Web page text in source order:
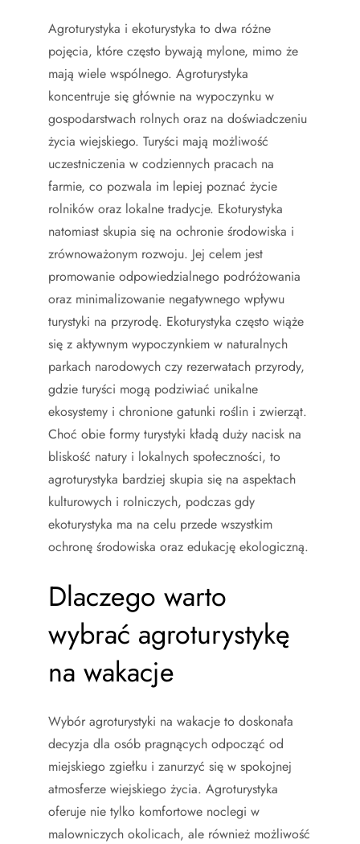
Agroturystyka i ekoturystyka to dwa różne
pojęcia, które często bywają mylone, mimo że
mają wiele wspólnego. Agroturystyka
koncentruje się głównie na wypoczynku w
gospodarstwach rolnych oraz na doświadczeniu
życia wiejskiego. Turyści mają możliwość
uczestniczenia w codziennych pracach na
farmie, co pozwala im lepiej poznać życie
rolników oraz lokalne tradycje. Ekoturystyka
natomiast skupia się na ochronie środowiska i
zrównoważonym rozwoju. Jej celem jest
promowanie odpowiedzialnego podróżowania
oraz minimalizowanie negatywnego wpływu
turystyki na przyrodę. Ekoturystyka często wiąże
się z aktywnym wypoczynkiem w naturalnych
parkach narodowych czy rezerwatach przyrody,
gdzie turyści mogą podziwiać unikalne
ekosystemy i chronione gatunki roślin i zwierząt.
Choć obie formy turystyki kładą duży nacisk na
bliskość natury i lokalnych społeczności, to
agroturystyka bardziej skupia się na aspektach
kulturowych i rolniczych, podczas gdy
ekoturystyka ma na celu przede wszystkim
ochronę środowiska oraz edukację ekologiczną.
Dlaczego warto
wybrać agroturystykę
na wakacje
Wybór agroturystyki na wakacje to doskonała
decyzja dla osób pragnących odpocząć od
miejskiego zgiełku i zanurzyć się w spokojnej
atmosferze wiejskiego życia. Agroturystyka
oferuje nie tylko komfortowe noclegi w
malowniczych okolicach, ale również możliwość